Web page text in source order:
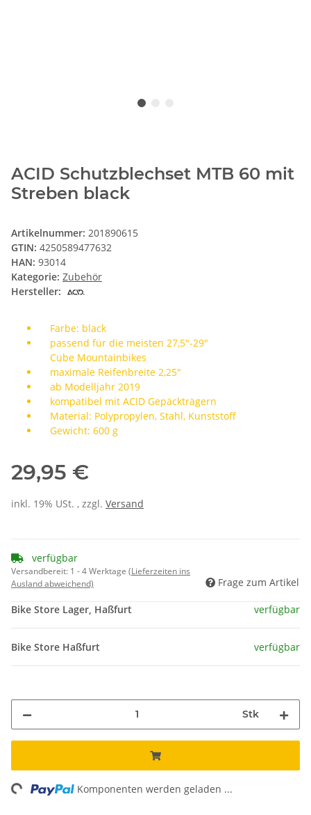
ACID Schutzblechset MTB 60 mit
Streben black
Artikelnummer: 201890615
GTIN: 4250589477632
HAN: 93014
Kategorie: Zubehör
Hersteller:
Farbe: black
passend für die meisten 27,5"-29"
Cube Mountainbikes
maximale Reifenbreite 2,25"
ab Modelljahr 2019
kompatibel mit ACID Gepäckträgern
Material: Polypropylen, Stahl, Kunststoff
Gewicht: 600 g
29,95 €
inkl. 19% USt. , zzgl. Versand
verfügbar
Versandbereit: 1 - 4 Werktage (Lieferzeiten ins
Ausland abweichend)
Frage zum Artikel
Bike Store Lager, Haßfurt verfügbar
Bike Store Haßfurt verfügbar
Stk
Komponenten werden geladen ...